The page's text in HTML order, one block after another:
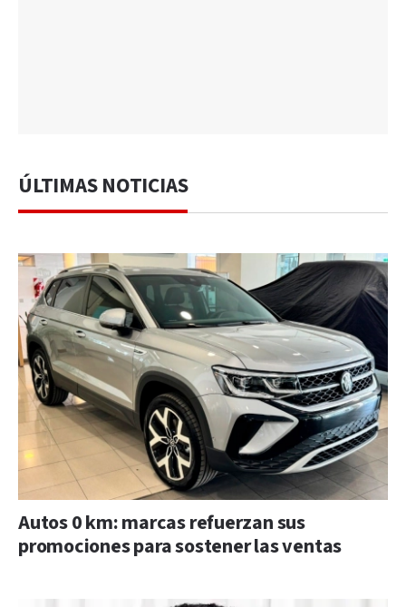
ÚLTIMAS NOTICIAS
Autos 0 km: marcas refuerzan sus
promociones para sostener las ventas